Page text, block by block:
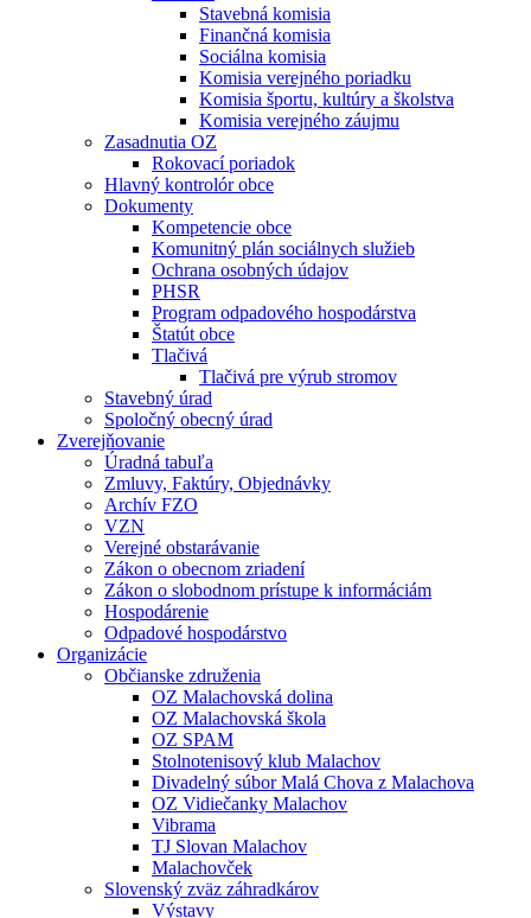
Stavebná komisia
Finančná komisia
Sociálna komisia
Komisia verejného poriadku
Komisia športu, kultúry a školstva
Komisia verejného záujmu
Zasadnutia OZ
Rokovací poriadok
Hlavný kontrolór obce
Dokumenty
Kompetencie obce
Komunitný plán sociálnych služieb
Ochrana osobných údajov
PHSR
Program odpadového hospodárstva
Štatút obce
Tlačivá
Tlačivá pre výrub stromov
Stavebný úrad
Spoločný obecný úrad
Zverejňovanie
Úradná tabuľa
Zmluvy, Faktúry, Objednávky
Archív FZO
VZN
Verejné obstarávanie
Zákon o obecnom zriadení
Zákon o slobodnom prístupe k informáciám
Hospodárenie
Odpadové hospodárstvo
Organizácie
Občianske združenia
OZ Malachovská dolina
OZ Malachovská škola
OZ SPAM
Stolnotenisový klub Malachov
Divadelný súbor Malá Chova z Malachova
OZ Vidiečanky Malachov
Vibrama
TJ Slovan Malachov
Malachovček
Slovenský zväz záhradkárov
Výstavy